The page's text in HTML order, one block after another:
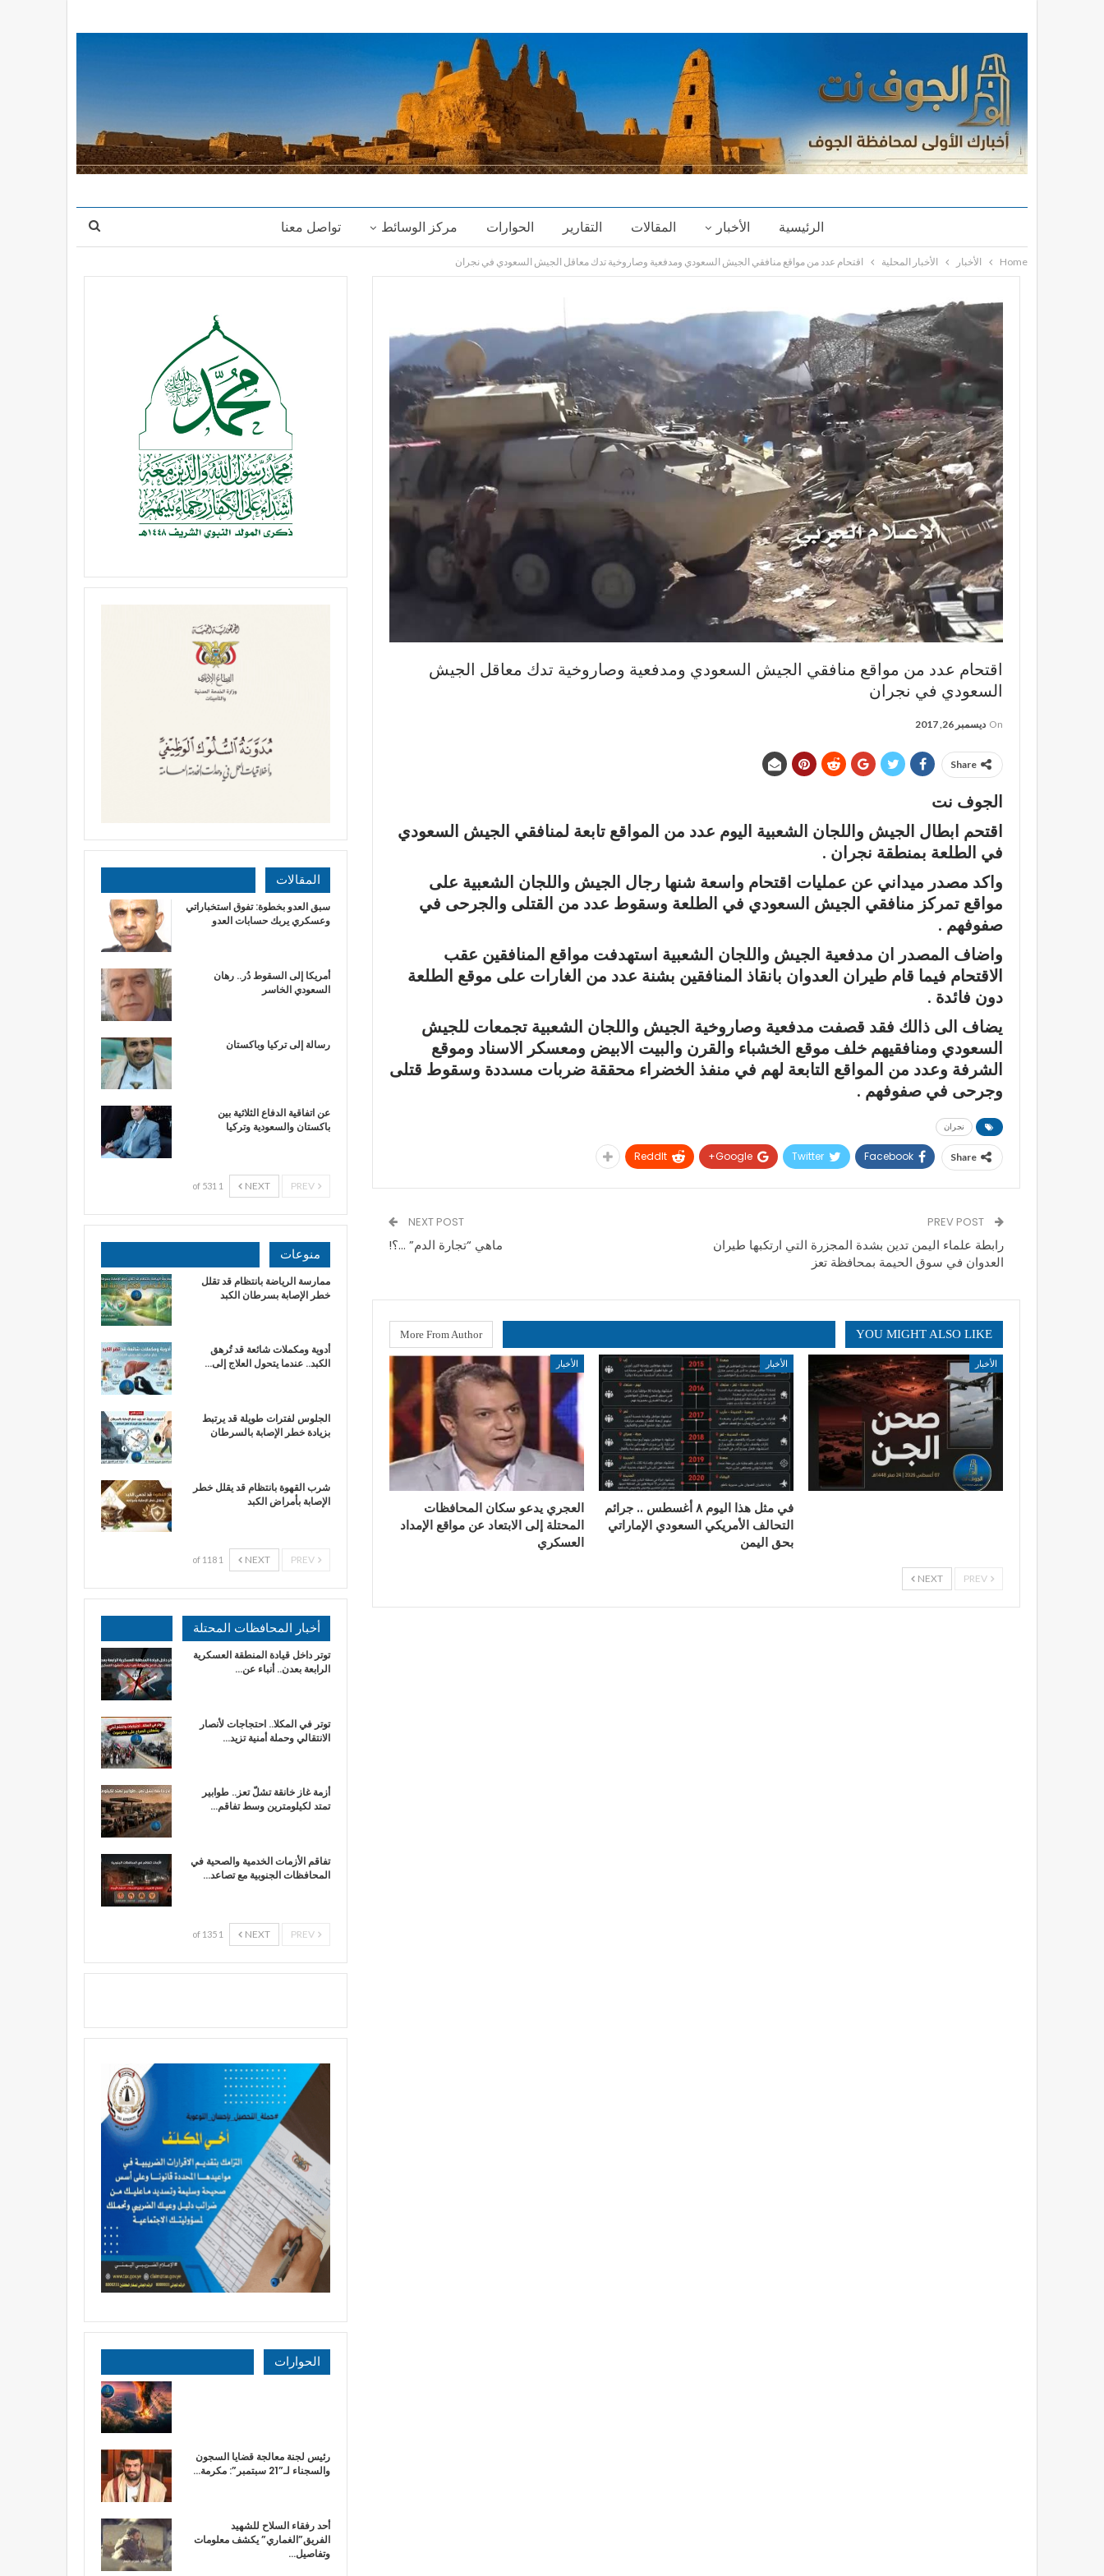
الرئيسية الأخبار المقالات التقارير الحوارات مركز الوسائط تواصل معنا
Home الأخبار الأخبار المحلية اقتحام عدد من مواقع منافقي الجيش السعودي ومدفعية وصاروخية تدك معاقل الجيش السعودي في نجران
اقتحام عدد من مواقع منافقي الجيش السعودي ومدفعية وصاروخية تدك معاقل الجيش
السعودي في نجران
On ديسمبر 26, 2017
Share
الجوف نت
اقتحم ابطال الجيش واللجان الشعبية اليوم عدد من المواقع تابعة لمنافقي الجيش السعودي
في الطلعة بمنطقة نجران .
واكد مصدر ميداني عن عمليات اقتحام واسعة شنها رجال الجيش واللجان الشعبية على
مواقع تمركز منافقي الجيش السعودي في الطلعة وسقوط عدد من القتلى والجرحى في
صفوفهم .
واضاف المصدر ان مدفعية الجيش واللجان الشعبية استهدفت مواقع المنافقين عقب
الاقتحام فيما قام طيران العدوان بانقاذ المنافقين بشنة عدد من الغارات على موقع الطلعة
دون فائدة .
يضاف الى ذالك فقد قصفت مدفعية وصاروخية الجيش واللجان الشعبية تجمعات للجيش
السعودي ومنافقيهم خلف موقع الخشباء والقرن والبيت الابيض ومعسكر الاسناد وموقع
الشرفة وعدد من المواقع التابعة لهم في منفذ الخضراء محققة ضربات مسددة وسقوط قتلى
وجرحى في صفوفهم .
نجران
Share
Facebook
Twitter
Google+
ReddIt
رابطة علماء اليمن تدين بشدة المجزرة التي ارتكبها طيران
العدوان في سوق الحيمة بمحافظة تعز
NEXT POST
ماهي “تجارة الدم” …؟!
YOU MIGHT ALSO LIKE
More From Author
الأخبار الأخبار
في مثل هذا اليوم ٨ أغسطس .. جرائم
التحالف الأمريكي السعودي الإماراتي
بحق اليمن
الأخبار
العجري يدعو سكان المحافظات
المحتلة إلى الابتعاد عن مواقع الإمداد
العسكري
NEXT
المقالات
سبق العدو بخطوة: تفوق استخباراتي
وعسكري يربك حسابات العدو
أمريكا إلى السقوط دُر.. رهان
السعودي الخاسر
رسالة إلى تركيا وباكستان
عن اتفاقية الدفاع الثلاثية بين
باكستان والسعودية وتركيا
NEXT
1 of 531
منوعات
ممارسة الرياضة بانتظام قد تقلل
خطر الإصابة بسرطان الكبد
أدوية ومكملات شائعة قد تُرهق
الكبد.. عندما يتحول العلاج إلى…
الجلوس لفترات طويلة قد يرتبط
بزيادة خطر الإصابة بالسرطان
شرب القهوة بانتظام قد يقلل خطر
الإصابة بأمراض الكبد
NEXT
1 of 118
أخبار المحافظات المحتلة
توتر داخل قيادة المنطقة العسكرية
الرابعة بعدن.. أنباء عن…
توتر في المكلا.. احتجاجات لأنصار
الانتقالي وحملة أمنية تزيد…
أزمة غاز خانقة تشلّ تعز.. طوابير
تمتد لكيلومترين وسط تفاقم…
تفاقم الأزمات الخدمية والصحية في
المحافظات الجنوبية مع تصاعد…
NEXT
1 of 135
الحوارات
رئيس لجنة معالجة قضايا السجون
والسجناء لـ”21 سبتمبر”: مكرمة…
أحد رفقاء السلاح للشهيد
الفريق”الغماري” يكشف معلومات
وتفاصيل…